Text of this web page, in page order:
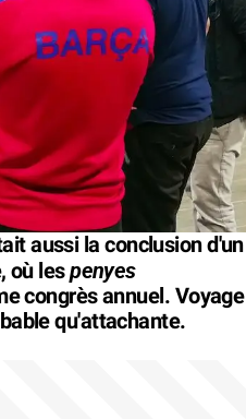
aussi la conclusion d'un
où lespenyes
congrès annuel. Voyage
qu'attachante.